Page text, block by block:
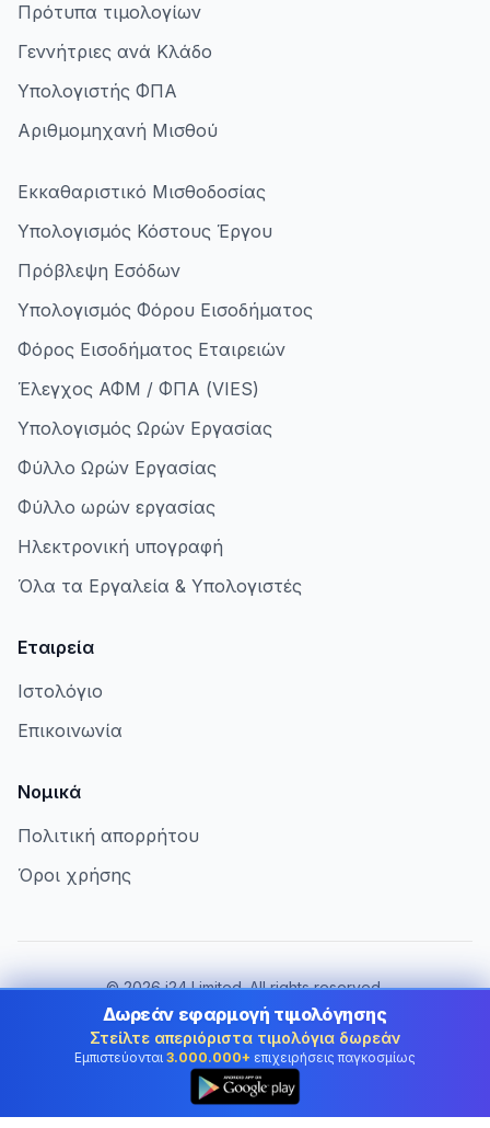
Πρότυπα τιμολογίων
Γεννήτριες ανά Κλάδο
Υπολογιστής ΦΠΑ
Αριθμομηχανή Μισθού
Εκκαθαριστικό Μισθοδοσίας
Υπολογισμός Κόστους Έργου
Πρόβλεψη Εσόδων
Υπολογισμός Φόρου Εισοδήματος
Φόρος Εισοδήματος Εταιρειών
Έλεγχος ΑΦΜ / ΦΠΑ (VIES)
Υπολογισμός Ωρών Εργασίας
Φύλλο Ωρών Εργασίας
Φύλλο ωρών εργασίας
Ηλεκτρονική υπογραφή
Όλα τα Εργαλεία & Υπολογιστές
Εταιρεία
Ιστολόγιο
Επικοινωνία
Νομικά
Πολιτική απορρήτου
Όροι χρήσης
©2026i24 Limited. All rights reserved.
Εξυπηρετώντας επιχειρήσεις στην Greece
Αλλαγή χώρας:
Greece
Δωρεάν εφαρμογή τιμολόγησης
Στείλτε απεριόριστα τιμολόγια δωρεάν
Εμπιστεύονται 3.000.000+ επιχειρήσεις παγκοσμίως